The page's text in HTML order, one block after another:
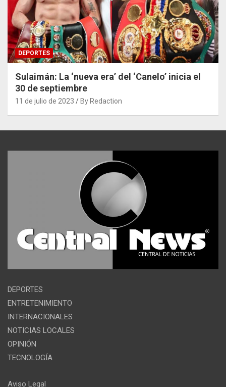
DEPORTES
Sulaimán: La ‘nueva era’ del ‘Canelo’ inicia el
30 de septiembre
11 de julio de 2023 By Redaction
DEPORTES
ENTRETENIMIENTO
INTERNACIONALES
NOTICIAS LOCALES
OPINIÓN
TECNOLOGÍA
Aviso Legal